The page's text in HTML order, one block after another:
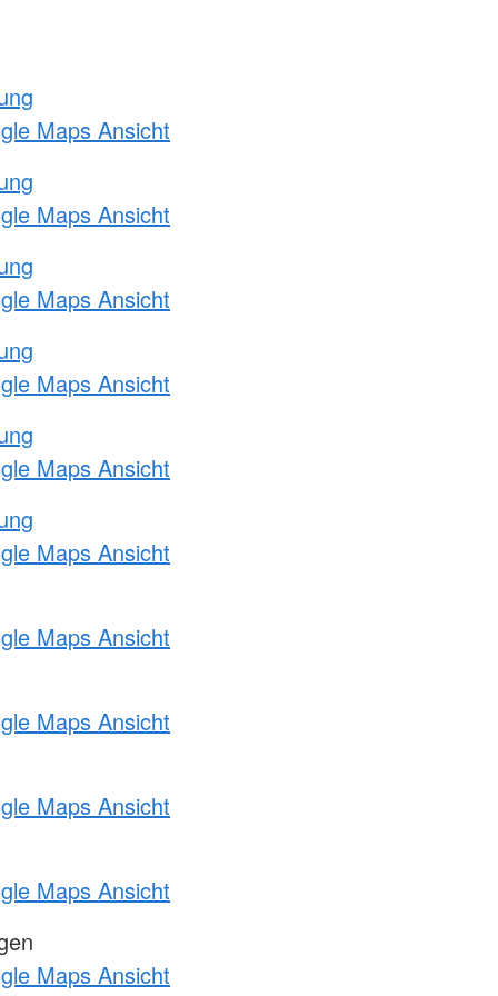
Maps Ansicht
Maps Ansicht
Maps Ansicht
Maps Ansicht
Maps Ansicht
Maps Ansicht
Maps Ansicht
Maps Ansicht
Maps Ansicht
Maps Ansicht
Maps Ansicht